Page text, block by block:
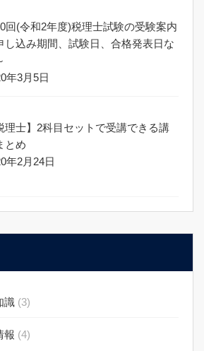
回(令和2年度)税理士試験の受験案内
し込み期間、試験日、合格発表日な
年3月5日
理士】2科目セットで受講できる講
とめ
年2月24日
識 (3)
報 (4)